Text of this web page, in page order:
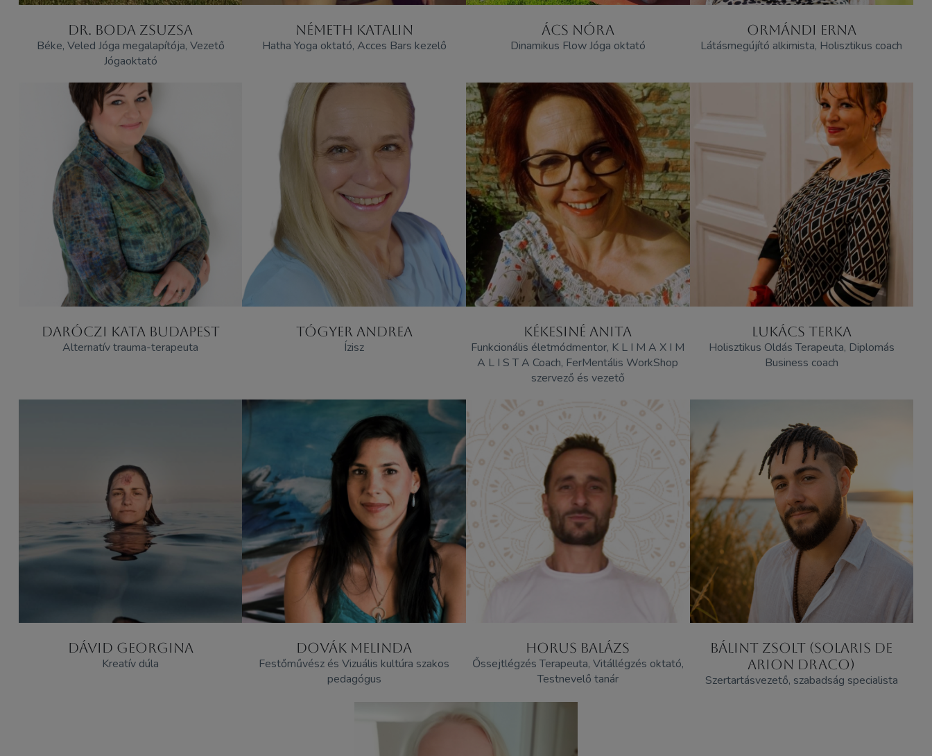
DR. BODA ZSUZSA
Béke, Veled Jóga megalapítója, Vezető
Jógaoktató
NÉMETH KATALIN
Hatha Yoga oktató, Acces Bars kezelő
ÁCS NÓRA
Dinamikus Flow Jóga oktató
ORMÁNDI ERNA
Látásmegújító alkimista, Holisztikus coach
DARÓCZI KATA BUDAPEST
Alternatív trauma-terapeuta
TÓGYER ANDREA
Ízisz
KÉKESINÉ ANITA
Funkcionális életmódmentor, K L I M A X I M
A L I S T A Coach, FerMentális WorkShop
szervező és vezető
LUKÁCS TERKA
Holisztikus Oldás Terapeuta, Diplomás
Business coach
DÁVID GEORGINA
Kreatív dúla
DOVÁK MELINDA
Festőművész és Vizuális kultúra szakos
pedagógus
HORUS BALÁZS
Őssejtlégzés Terapeuta, Vitállégzés oktató,
Testnevelő tanár
BÁLINT ZSOLT (SOLARIS DE
ARION DRACO)
Szertartásvezető, szabadság specialista